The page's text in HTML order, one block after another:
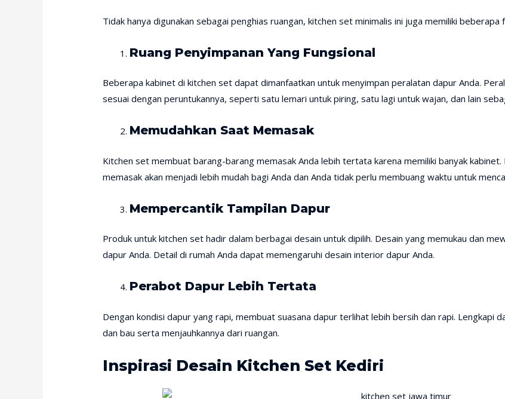
Tidak hanya digunakan sebagai penghias ruangan, kitchen set minimalis ini juga memiliki beberapa
Ruang Penyimpanan Yang Fungsional
Beberapa kabinet di kitchen set dapat dimanfaatkan untuk menyimpan peralatan dapur Anda.
sesuai dengan peruntukannya, seperti satu lemari untuk piring, satu lagi untuk wajan, dan lain
Memudahkan Saat Memasak
Kitchen set membuat barang-barang memasak Anda lebih tertata karena memiliki banyak
memasak akan menjadi lebih mudah bagi Anda dan Anda tidak perlu membuang waktu untuk
Mempercantik Tampilan Dapur
Produk untuk kitchen set hadir dalam berbagai desain untuk dipilih. Desain yang memukau dan
dapur Anda. Detail di rumah Anda dapat memengaruhi desain interior dapur Anda.
Perabot Dapur Lebih Tertata
Dengan kondisi dapur yang rapi, membuat suasana dapur terlihat lebih bersih dan rapi. Lengkapi
dan bau serta menjauhkannya dari ruangan.
Inspirasi Desain Kitchen Set Kediri